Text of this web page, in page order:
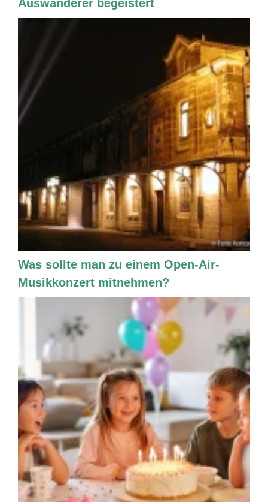
Auswanderer begeistert
Was sollte man zu einem Open-Air-
Musikkonzert mitnehmen?